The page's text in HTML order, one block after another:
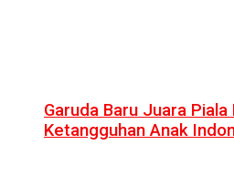
Garuda Baru Juara Piala
Ketangguhan Anak